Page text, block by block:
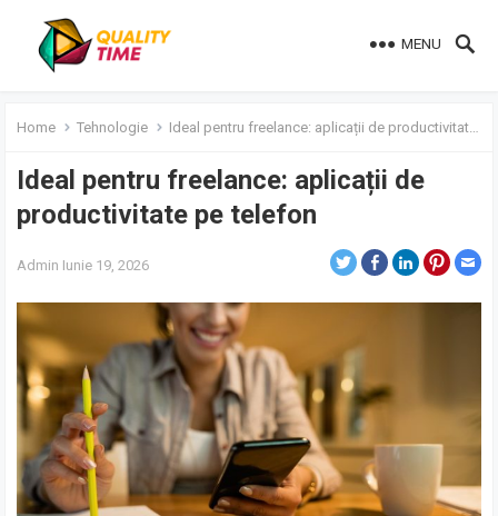
MENU
Home Tehnologie Ideal pentru freelance: aplicații de productivitate pe telefon
Ideal pentru freelance: aplicații de
productivitate pe telefon
Admin Iunie 19, 2026